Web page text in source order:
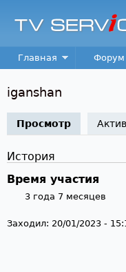
TV
Service
Main menu
Главная Форум
iganshan
Просмотр
История
Время участия
3 года 7 месяцев
Заходил: 20/01/2023 -